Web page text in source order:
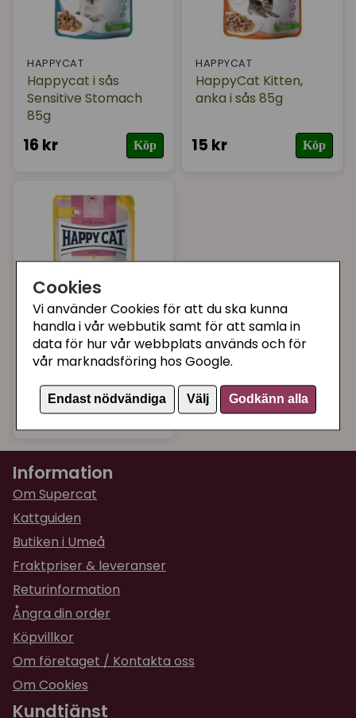
Cookies
Vi använder Cookies för att du ska kunna
handla i vår webbutik samt för att samla in
data för hur vår webbplats används och för
vår marknadsföring hos Google.
Endast nödvändiga Välj Godkänn alla
HAPPYCAT
Happycat i sås
Sensitive Stomach
85g
16 kr Köp
HAPPYCAT
HappyCat Kitten,
anka i sås 85g
15 kr Köp
HAPPYCAT
HappyCat Kitten,
fågel i sås 85g
15 kr Köp
Information
Om Supercat
Kattguiden
Butiken i Umeå
Fraktpriser & leveranser
Returinformation
Ångra din order
Köpvillkor
Om företaget / Kontakta oss
Om Cookies
Kundtjänst